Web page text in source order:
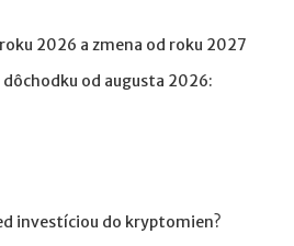
2026 a zmena od roku 2027
od augusta 2026:
investíciou do kryptomien?